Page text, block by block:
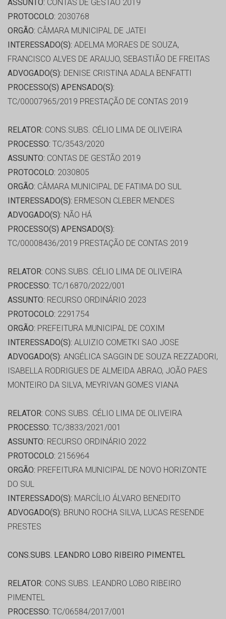
ASSUNTO: CONTAS DE GESTÃO 2019
PROTOCOLO: 2030768
ORGÃO: CÂMARA MUNICIPAL DE JATEI
INTERESSADO(S): ADELMA MORAES DE SOUZA,
FRANCISCO ALVES DE ARAUJO, SEBASTIÃO DE FREITAS
ADVOGADO(S): DENISE CRISTINA ADALA BENFATTI
PROCESSO(S) APENSADO(S):
TC/00007965/2019 PRESTAÇÃO DE CONTAS 2019
RELATOR: CONS.SUBS. CÉLIO LIMA DE OLIVEIRA
PROCESSO: TC/3543/2020
ASSUNTO: CONTAS DE GESTÃO 2019
PROTOCOLO: 2030805
ORGÃO: CÂMARA MUNICIPAL DE FATIMA DO SUL
INTERESSADO(S): ERMESON CLEBER MENDES
ADVOGADO(S): NÃO HÁ
PROCESSO(S) APENSADO(S):
TC/00008436/2019 PRESTAÇÃO DE CONTAS 2019
RELATOR: CONS.SUBS. CÉLIO LIMA DE OLIVEIRA
PROCESSO: TC/16870/2022/001
ASSUNTO: RECURSO ORDINÁRIO 2023
PROTOCOLO: 2291754
ORGÃO: PREFEITURA MUNICIPAL DE COXIM
INTERESSADO(S): ALUIZIO COMETKI SAO JOSE
ADVOGADO(S): ANGÉLICA SAGGIN DE SOUZA REZZADORI,
ISABELLA RODRIGUES DE ALMEIDA ABRAO, JOÃO PAES
MONTEIRO DA SILVA, MEYRIVAN GOMES VIANA
RELATOR: CONS.SUBS. CÉLIO LIMA DE OLIVEIRA
PROCESSO: TC/3833/2021/001
ASSUNTO: RECURSO ORDINÁRIO 2022
PROTOCOLO: 2156964
ORGÃO: PREFEITURA MUNICIPAL DE NOVO HORIZONTE
DO SUL
INTERESSADO(S): MARCÍLIO ÁLVARO BENEDITO
ADVOGADO(S): BRUNO ROCHA SILVA, LUCAS RESENDE
PRESTES
CONS.SUBS. LEANDRO LOBO RIBEIRO PIMENTEL
RELATOR: CONS.SUBS. LEANDRO LOBO RIBEIRO
PIMENTEL
PROCESSO: TC/06584/2017/001